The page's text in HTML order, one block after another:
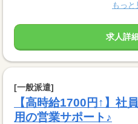
もっと
求人詳
[一般派遣]
【高時給1700円↑】
用の営業サポート♪